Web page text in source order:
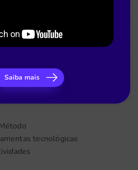
com a ABED, nosso CEO
como fazer uma aula
Jigsaw, seguindo o
tecnológicas
Saiba mais